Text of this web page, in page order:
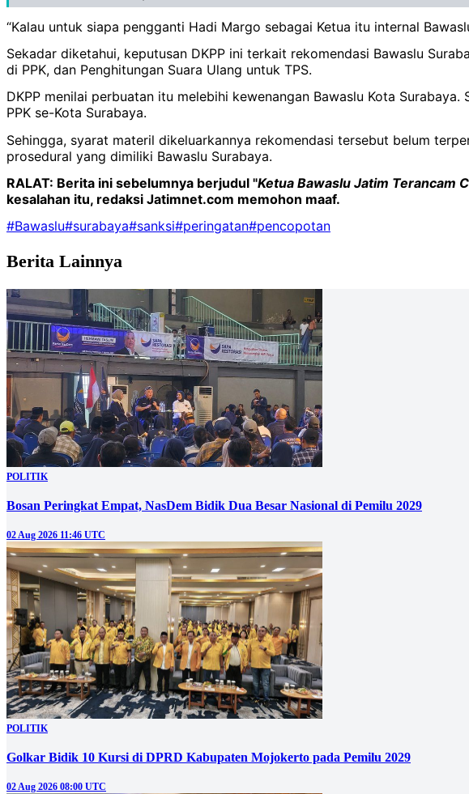
“Kalau untuk siapa pengganti Hadi Margo sebagai Ketua itu internal
Sekadar diketahui, keputusan DKPP ini terkait rekomendasi Bawaslu
di PPK, dan Penghitungan Suara Ulang untuk TPS.
DKPP menilai perbuatan itu melebihi kewenangan Bawaslu Kota
PPK se-Kota Surabaya.
Sehingga, syarat materil dikeluarkannya rekomendasi tersebut belum
prosedural yang dimiliki Bawaslu Surabaya.
RALAT: Berita ini sebelumnya berjudul "Ketua Bawaslu Jatim Terancam
kesalahan itu, redaksi Jatimnet.com memohon maaf.
#Bawaslu#surabaya#sanksi#peringatan#pencopotan
Berita Lainnya
POLITIK
Bosan Peringkat Empat, NasDem Bidik Dua Besar Nasional di Pemilu 2029
02 Aug 2026 11:46 UTC
POLITIK
Golkar Bidik 10 Kursi di DPRD Kabupaten Mojokerto pada Pemilu 2029
02 Aug 2026 08:00 UTC